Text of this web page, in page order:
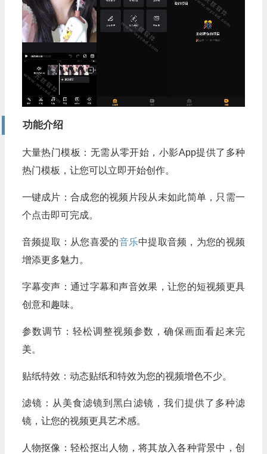
功能介绍
大量热门模板：无需从零开始，小影App提供了多种
热门模板，让您可以立即开始创作。
一键成片：合成您的视频片段从未如此简单，只需一
个点击即可完成。
音频提取：从您喜爱的音乐中提取音频，为您的视频
增添更多魅力。
字幕变声：通过字幕和声音效果，让您的短视频更具
创意和趣味。
参数调节：轻松调整视频参数，确保画面看起来完
美。
贴纸特效：动态贴纸和特效为您的视频增色不少。
滤镜：从美食滤镜到黑白滤镜，我们提供了多种滤
镜，让您的视频更具艺术感。
人物抠像：轻松抠出人物，将其放入各种背景中，创